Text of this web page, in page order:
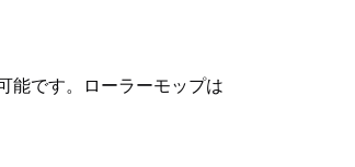
能です。ローラーモップは